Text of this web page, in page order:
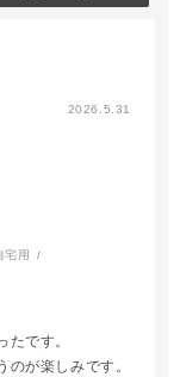
2026.5.31
宅用
です。
が楽しみです。